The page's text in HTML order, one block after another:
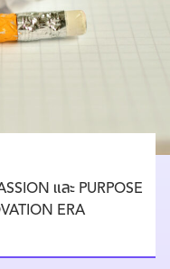
และ PURPOSE
ERA